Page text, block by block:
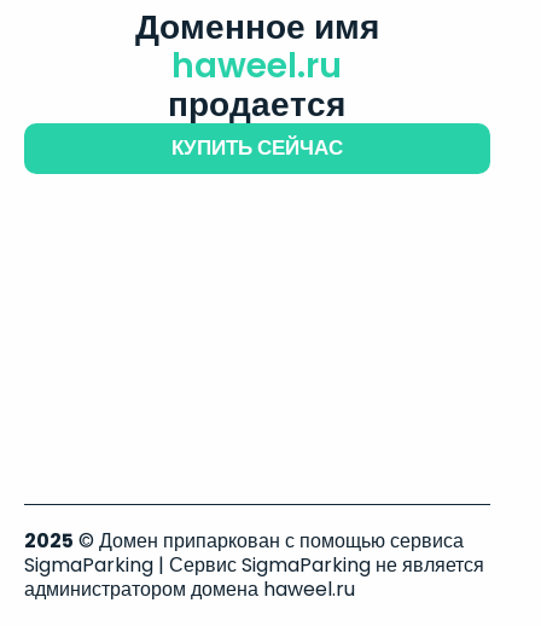
Доменное имя
haweel.ru
продается
КУПИТЬ СЕЙЧАС
2025 © Домен припаркован с помощью сервиса
SigmaParking | Сервис SigmaParking не является
администратором домена haweel.ru